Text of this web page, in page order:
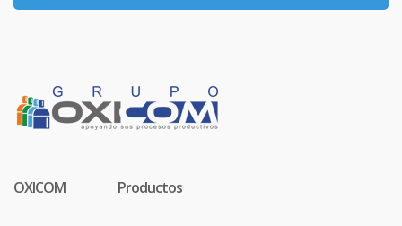
OXICOM Productos